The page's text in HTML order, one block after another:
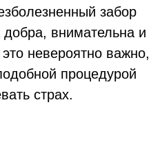
забор
внимательна и
невероятно важно,
процедурой
страх.